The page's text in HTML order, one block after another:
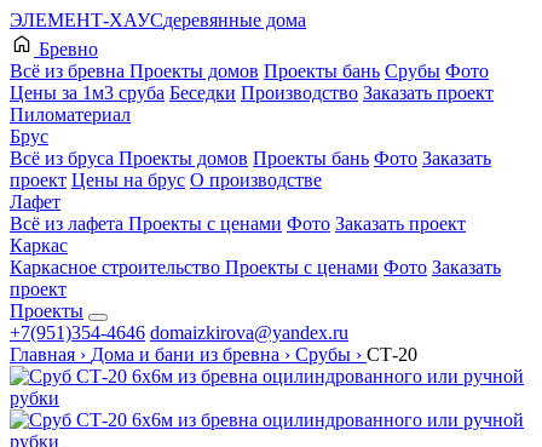
ЭЛЕМЕНТ-ХАУСдеревянные дома
Бревно
Всё из бревна Проекты домов Проекты бань Срубы Фото
Цены за 1м3 сруба Беседки Производство Заказать проект
Пиломатериал
Брус
Всё из бруса Проекты домов Проекты бань Фото Заказать
проект Цены на брус О производстве
Лафет
Всё из лафета Проекты с ценами Фото Заказать проект
Каркас
Каркасное строительство Проекты с ценами Фото Заказать
проект
Проекты
+7(951)354-4646 domaizkirova@yandex.ru
Главная › Дома и бани из бревна › Срубы › СТ-20